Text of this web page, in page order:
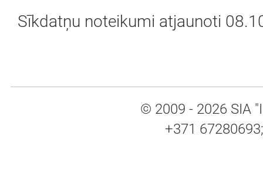
Sīkdatņu noteikumi atjaunoti
© 2009 - 2026 SIA
+371